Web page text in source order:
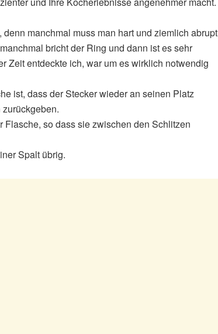
manchmal muss man hart und ziemlich abrupt
bricht der Ring und dann ist es sehr
Zeit entdeckte ich, war um es wirklich notwendig
ist, dass der Stecker wieder an seinen Platz
so dass sie zwischen den Schlitzen
Spalt übrig.